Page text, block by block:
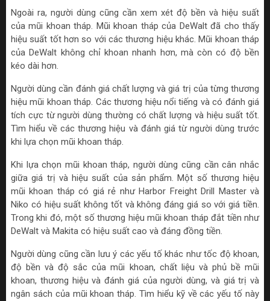
Ngoài ra, người dùng cũng cần xem xét độ bền và hiệu suất
của mũi khoan tháp. Mũi khoan tháp của DeWalt đã cho thấy
hiệu suất tốt hơn so với các thương hiệu khác. Mũi khoan tháp
của DeWalt không chỉ khoan nhanh hơn, mà còn có độ bền
kéo dài hơn.
Người dùng cần đánh giá chất lượng và giá trị của từng thương
hiệu mũi khoan tháp. Các thương hiệu nổi tiếng và có đánh giá
tích cực từ người dùng thường có chất lượng và hiệu suất tốt.
Tìm hiểu về các thương hiệu và đánh giá từ người dùng trước
khi lựa chọn mũi khoan tháp.
Khi lựa chọn mũi khoan tháp, người dùng cũng cần cân nhắc
giữa giá trị và hiệu suất của sản phẩm. Một số thương hiệu
mũi khoan tháp có giá rẻ như Harbor Freight Drill Master và
Niko có hiệu suất không tốt và không đáng giá so với giá tiền.
Trong khi đó, một số thương hiệu mũi khoan tháp đắt tiền như
DeWalt và Makita có hiệu suất cao và đáng đồng tiền.
Người dùng cũng cần lưu ý các yếu tố khác như tốc độ khoan,
độ bền và độ sắc của mũi khoan, chất liệu và phủ bề mũi
khoan, thương hiệu và đánh giá của người dùng, và giá trị và
ngân sách của mũi khoan tháp. Tìm hiểu kỹ về các yếu tố này